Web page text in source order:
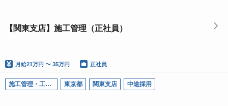
【関東支店】施工管理（正社員）
月給21万円 〜 35万円 正社員
施工管理・工事・設計（ＲＡＣ） 東京都 関東支店 中途採用